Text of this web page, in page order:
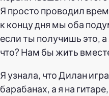
Я просто проводил
к концу дня мы оба
если ты получишь это, а
что? Нам бы жить
Я узнала, что Дилан
барабанах, а я на